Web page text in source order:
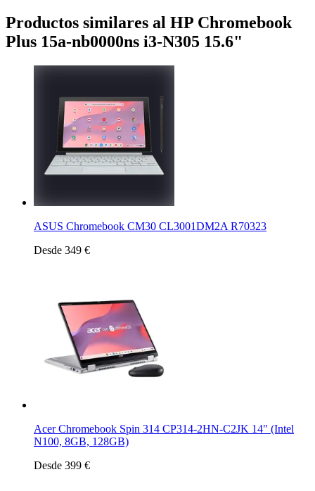
Productos similares al HP Chromebook
Plus 15a-nb0000ns i3-N305 15.6"
ASUS Chromebook CM30 CL3001DM2A R70323
Desde 349 €
Acer Chromebook Spin 314 CP314-2HN-C2JK 14" (Intel
N100, 8GB, 128GB)
Desde 399 €